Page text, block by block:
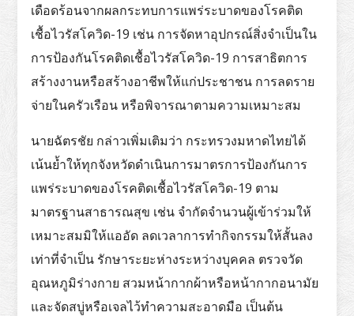
เดือดร้อนจากผลกระทบการแพร่ระบาดของโรคติด
เชื้อไวรัสโควิด-19 เช่น การจัดหาอุปกรณ์สิ่งจำเป็นใน
การป้องกันโรคติดเชื้อไวรัสโควิด-19 การสาธิตการ
สร้างงานหรือสร้างอาชีพให้แก่ประชาชน การลดราย
จ่ายในครัวเรือน หรือพิจารณาตามความเหมาะสม
นายฉัตรชัย กล่าวเพิ่มเติมว่า กระทรวงมหาดไทยได้
เน้นย้ำให้ทุกจังหวัดดำเนินการมาตรการป้องกันการ
แพร่ระบาดของโรคติดเชื้อไวรัสโควิด-19 ตาม
มาตรฐานสาธารณสุข เช่น จำกัดจำนวนผู้เข้าร่วมให้
เหมาะสมมิให้แออัด ลดเวลาการทำกิจกรรมให้สั้นลง
เท่าที่จำเป็น รักษาระยะห่างระหว่างบุคคล ตรวจวัด
อุณหภูมิร่างกาย สวมหน้ากากผ้าหรือหน้ากากอนามัย
และจัดสบู่หรือเจลไว้ทำความสะอาดมือ เป็นต้น